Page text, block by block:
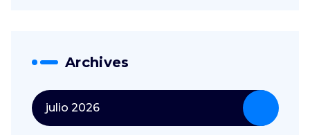
Archives
julio 2026